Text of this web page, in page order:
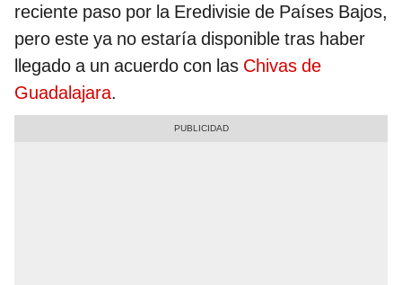
reciente paso por la Eredivisie de Países Bajos,
pero este ya no estaría disponible tras haber
llegado a un acuerdo con las Chivas de
Guadalajara.